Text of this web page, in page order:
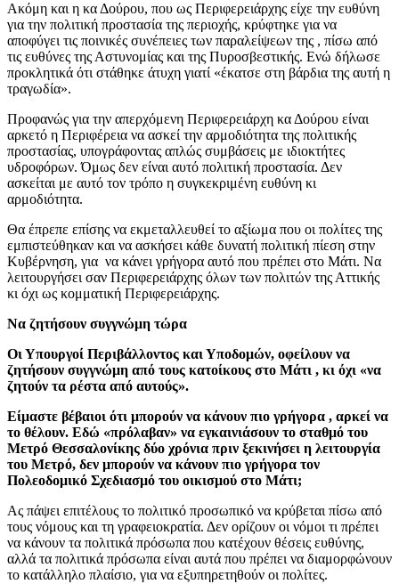
Ακόμη και η κα Δούρου, που ως Περιφερειάρχης είχε την ευθύνη
για την πολιτική προστασία της περιοχής, κρύφτηκε για να
αποφύγει τις ποινικές συνέπειες των παραλείψεων της , πίσω από
τις ευθύνες της Αστυνομίας και της Πυροσβεστικής. Ενώ δήλωσε
προκλητικά ότι στάθηκε άτυχη γιατί «έκατσε στη βάρδια της αυτή η
τραγωδία».
Προφανώς για την απερχόμενη Περιφερειάρχη κα Δούρου είναι
αρκετό η Περιφέρεια να ασκεί την αρμοδιότητα της πολιτικής
προστασίας, υπογράφοντας απλώς συμβάσεις με ιδιοκτήτες
υδροφόρων. Όμως δεν είναι αυτό πολιτική προστασία. Δεν
ασκείται με αυτό τον τρόπο η συγκεκριμένη ευθύνη κι
αρμοδιότητα.
Θα έπρεπε επίσης να εκμεταλλευθεί το αξίωμα που οι πολίτες της
εμπιστεύθηκαν και να ασκήσει κάθε δυνατή πολιτική πίεση στην
Κυβέρνηση, για να κάνει γρήγορα αυτό που πρέπει στο Μάτι. Να
λειτουργήσει σαν Περιφερειάρχης όλων των πολιτών της Αττικής
κι όχι ως κομματική Περιφερειάρχης.
Να ζητήσουν συγγνώμη τώρα
Οι Υπουργοί Περιβάλλοντος και Υποδομών, οφείλουν να
ζητήσουν συγγνώμη από τους κατοίκους στο Μάτι , κι όχι «να
ζητούν τα ρέστα από αυτούς».
Είμαστε βέβαιοι ότι μπορούν να κάνουν πιο γρήγορα , αρκεί να
το θέλουν. Εδώ «πρόλαβαν» να εγκαινιάσουν το σταθμό του
Μετρό Θεσσαλονίκης δύο χρόνια πριν ξεκινήσει η λειτουργία
του Μετρό, δεν μπορούν να κάνουν πιο γρήγορα τον
Πολεοδομικό Σχεδιασμό του οικισμού στο Μάτι;
Ας πάψει επιτέλους το πολιτικό προσωπικό να κρύβεται πίσω από
τους νόμους και τη γραφειοκρατία. Δεν ορίζουν οι νόμοι τι πρέπει
να κάνουν τα πολιτικά πρόσωπα που κατέχουν θέσεις ευθύνης,
αλλά τα πολιτικά πρόσωπα είναι αυτά που πρέπει να διαμορφώνουν
το κατάλληλο πλαίσιο, για να εξυπηρετηθούν οι πολίτες.